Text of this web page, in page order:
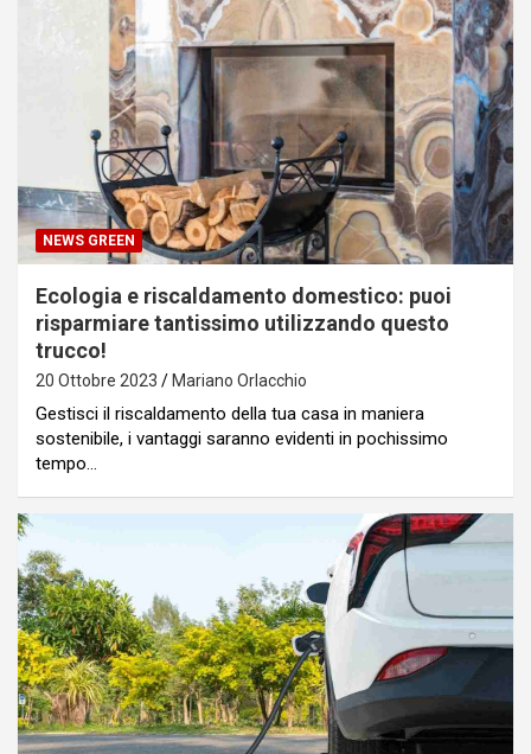
NEWS GREEN
Ecologia e riscaldamento domestico: puoi
risparmiare tantissimo utilizzando questo
trucco!
20 Ottobre 2023 Mariano Orlacchio
Gestisci il riscaldamento della tua casa in maniera
sostenibile, i vantaggi saranno evidenti in pochissimo
tempo…